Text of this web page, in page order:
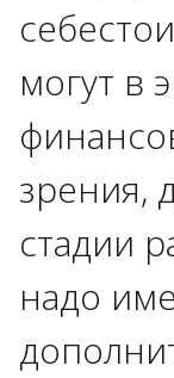
могут в
зрения,
стадии
надо